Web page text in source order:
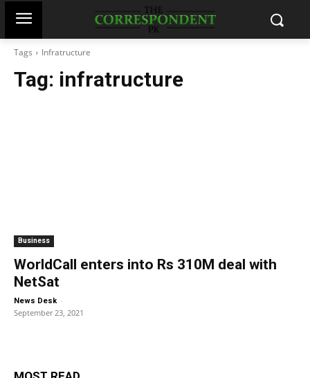
Tags Infratructure
Tag: infratructure
Business
WorldCall enters into Rs 310M deal with
NetSat
News Desk -
September 23, 2021